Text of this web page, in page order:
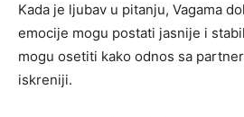
Kada je ljubav u pitanju, Vagama
emocije mogu postati jasnije i
mogu osetiti kako odnos sa
iskreniji.